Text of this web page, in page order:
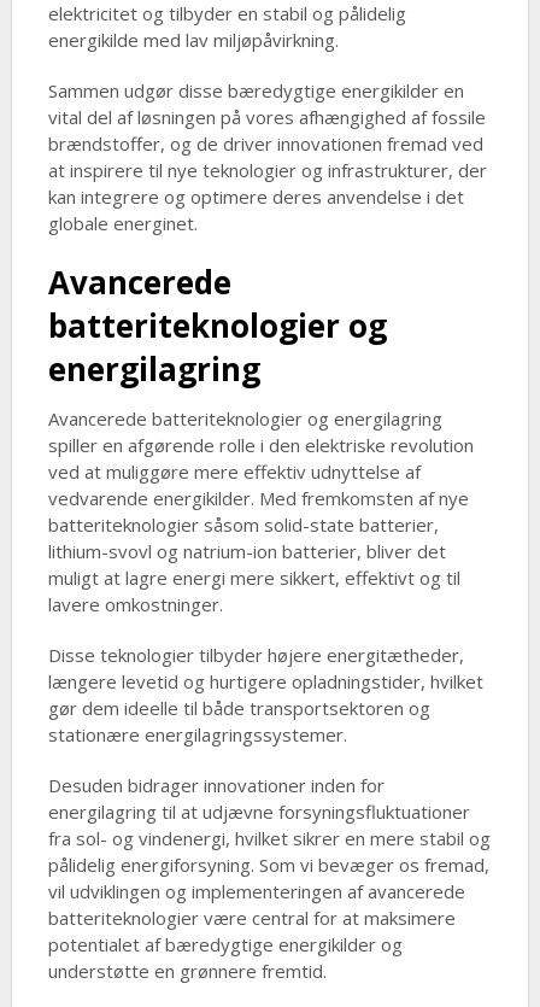
elektricitet og tilbyder en stabil og pålidelig
energikilde med lav miljøpåvirkning.
Sammen udgør disse bæredygtige energikilder en
vital del af løsningen på vores afhængighed af fossile
brændstoffer, og de driver innovationen fremad ved
at inspirere til nye teknologier og infrastrukturer, der
kan integrere og optimere deres anvendelse i det
globale energinet.
Avancerede
batteriteknologier og
energilagring
Avancerede batteriteknologier og energilagring
spiller en afgørende rolle i den elektriske revolution
ved at muliggøre mere effektiv udnyttelse af
vedvarende energikilder. Med fremkomsten af nye
batteriteknologier såsom solid-state batterier,
lithium-svovl og natrium-ion batterier, bliver det
muligt at lagre energi mere sikkert, effektivt og til
lavere omkostninger.
Disse teknologier tilbyder højere energitætheder,
længere levetid og hurtigere opladningstider, hvilket
gør dem ideelle til både transportsektoren og
stationære energilagringssystemer.
Desuden bidrager innovationer inden for
energilagring til at udjævne forsyningsfluktuationer
fra sol- og vindenergi, hvilket sikrer en mere stabil og
pålidelig energiforsyning. Som vi bevæger os fremad,
vil udviklingen og implementeringen af avancerede
batteriteknologier være central for at maksimere
potentialet af bæredygtige energikilder og
understøtte en grønnere fremtid.